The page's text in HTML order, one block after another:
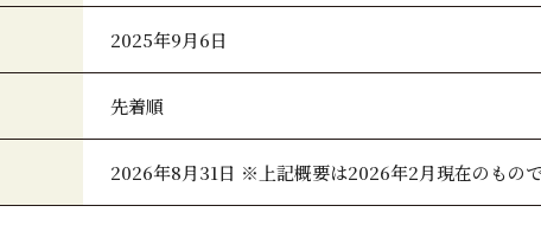
2025年9月6日
先着順
2026年8月31日 ※上記概要は2026年2月現在のもの